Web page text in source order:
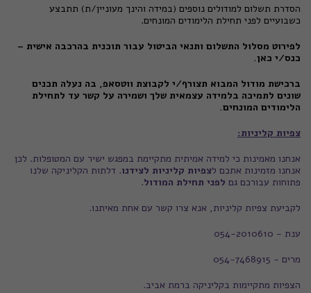
הסדרת תשלום למודולים נוספים (במידה והינך מעוניין/ת) תתבצע
כשבועיים לפני תחילת הלימודים המונחים.
לפירוט מסלול התשלום ותנאי הביטול עבור תוכנית בהרכבה אישית –
כנס/י כאן.
ברכישת מודול המבוא תצורף/י לקבוצת ווטסאפ, בה נעלה תכנים
שונים לתמיכה בלמידה עצמאית שלך ושמירה על קשר עד לתחילת
הלימודים המונחים.
צפיות קליניות:
אנחנו מאמינות כי למידה אמיתית מתקיימת במפגש ישיר עם המטופלות. לכן
אנחנו מזמינות אתכם לצפיות קליניות לצידנו. דלתות הקליניקה שלנו
פתוחות עבורכם גם לפני תחילת המודול.
לקביעת צפיות קליניות, אנא צרו קשר עם אחת מאיתנו.
ענת - 054-2010610
מרים - 054-7468915
הצפיות מתקיימות בקליניקה ברמת אביב.